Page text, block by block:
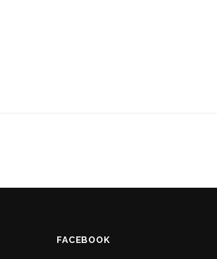
FACEBOOK